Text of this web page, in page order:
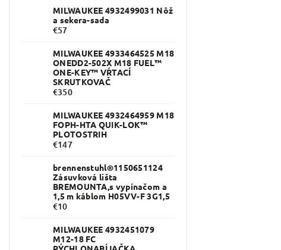
MILWAUKEE 4932499031 Nôž
a sekera-sada
€57
MILWAUKEE 4933464525 M18
ONEDD2-502X M18 FUEL™
ONE-KEY™ VŔTACÍ
SKRUTKOVAČ
€350
MILWAUKEE 4932464959 M18
FOPH-HTA QUIK-LOK™
PLOTOSTRIH
€147
brennenstuhl®1150651124
Zásuvková lišta
BREMOUNTA,s vypínačom a
1,5 m káblom H05VV-F 3G1,5
€10
MILWAUKEE 4932451079
M12-18 FC